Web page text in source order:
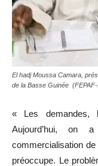
El hadj Moussa Camara,
de la Basse Guinée (FEPAF-
« Les demandes,
Aujourd’hui, on
commercialisation de
préoccupe. Le